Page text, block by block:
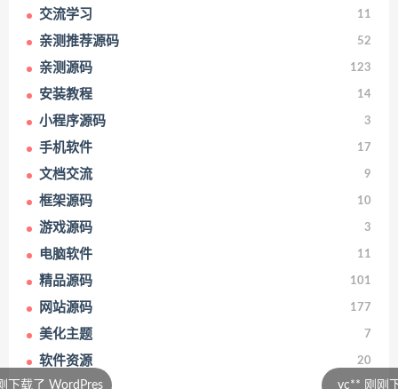
交流学习 11
亲测推荐源码 52
亲测源码 123
安装教程 14
小程序源码 3
手机软件 17
文档交流 9
框架源码 10
游戏源码 3
电脑软件 11
精品源码 101
网站源码 177
美化主题 7
软件资源 20
yc** 刚刚下载了 用户